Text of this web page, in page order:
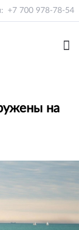
+7 700 978-78-54
на